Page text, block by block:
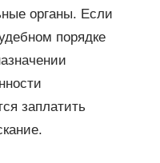
органы. Если
порядке
заплатить